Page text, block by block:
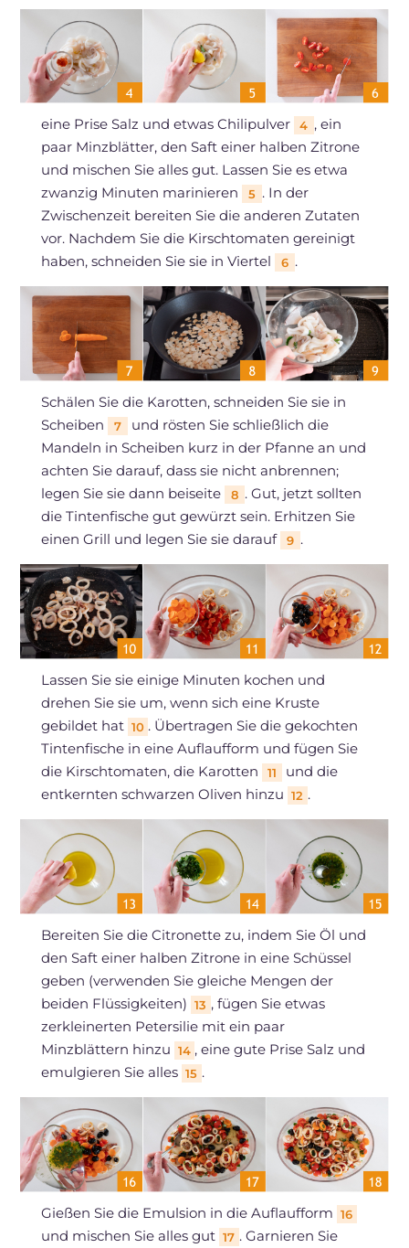
eine Prise Salz und etwas Chilipulver 4 , ein
paar Minzblätter, den Saft einer halben Zitrone
und mischen Sie alles gut. Lassen Sie es etwa
zwanzig Minuten marinieren
5 . In der
Zwischenzeit bereiten Sie die anderen Zutaten
vor. Nachdem Sie die Kirschtomaten gereinigt
haben, schneiden Sie sie in Viertel
6 .
Schälen Sie die Karotten, schneiden Sie sie in
Scheiben
7
und rösten Sie schließlich die
Mandeln in Scheiben kurz in der Pfanne an und
achten Sie darauf, dass sie nicht anbrennen;
legen Sie sie dann beiseite
8 . Gut, jetzt sollten
die Tintenfische gut gewürzt sein. Erhitzen Sie
einen Grill und legen Sie sie darauf
9 .
Lassen Sie sie einige Minuten kochen und
drehen Sie sie um, wenn sich eine Kruste
gebildet hat 10 . Übertragen Sie die gekochten
Tintenfische in eine Auflaufform und fügen Sie
die Kirschtomaten, die Karotten
11
und die
entkernten schwarzen Oliven hinzu 12 .
Bereiten Sie die Citronette zu, indem Sie Öl und
den Saft einer halben Zitrone in eine Schüssel
geben (verwenden Sie gleiche Mengen der
beiden Flüssigkeiten) 13 , fügen Sie etwas
zerkleinerten Petersilie mit ein paar
Minzblättern hinzu 14 , eine gute Prise Salz und
emulgieren Sie alles 15 .
Gießen Sie die Emulsion in die Auflaufform 16
und mischen Sie alles gut 17 . Garnieren Sie